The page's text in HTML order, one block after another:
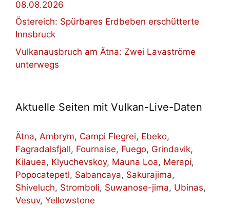
08.08.2026
Östereich: Spürbares Erdbeben erschütterte
Innsbruck
Vulkanausbruch am Ätna: Zwei Lavaströme
unterwegs
Aktuelle Seiten mit Vulkan-Live-Daten
Ätna, Ambrym, Campi Flegrei, Ebeko,
Fagradalsfjall, Fournaise, Fuego, Grindavik,
Kilauea, Klyuchevskoy, Mauna Loa, Merapi,
Popocatepetl, Sabancaya, Sakurajima,
Shiveluch, Stromboli, Suwanose-jima, Ubinas,
Vesuv, Yellowstone